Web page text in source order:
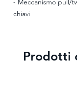
- Meccanismo pull/
chiavi
Prodotti